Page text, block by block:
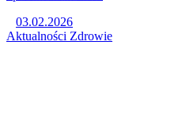
03.02.2026
Aktualności Zdrowie